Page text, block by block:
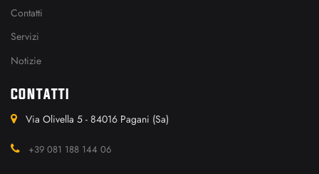
Contatti
Servizi
Notizie
CONTATTI
Via Olivella 5 - 84016 Pagani (Sa)
+39 081 188 144 06